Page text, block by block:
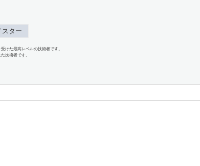
スター
けた最高レベルの技術者です。
技術者です。